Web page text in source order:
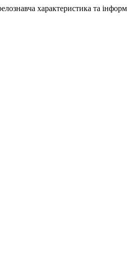
характеристика та